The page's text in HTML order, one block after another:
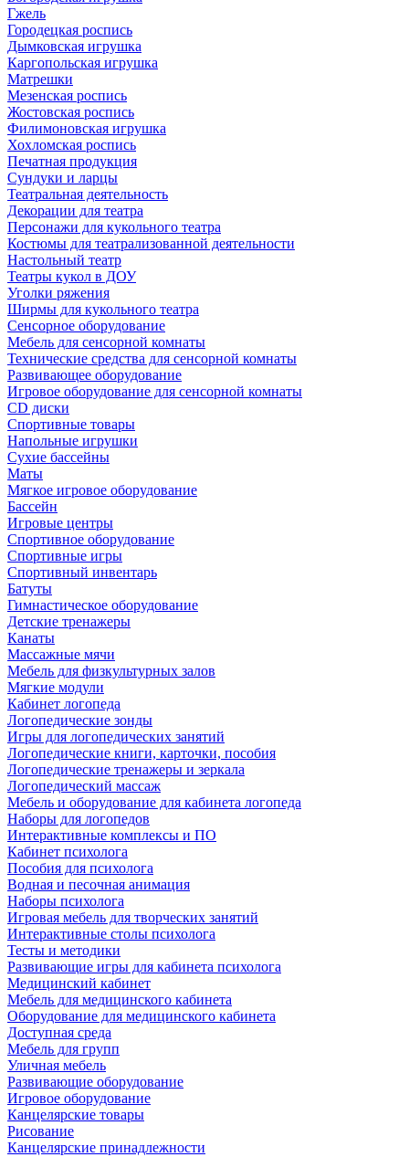
Гжель
Городецкая роспись
Дымковская игрушка
Каргопольская игрушка
Матрешки
Мезенская роспись
Жостовская роспись
Филимоновская игрушка
Хохломская роспись
Печатная продукция
Сундуки и ларцы
Театральная деятельность
Декорации для театра
Персонажи для кукольного театра
Костюмы для театрализованной деятельности
Настольный театр
Театры кукол в ДОУ
Уголки ряжения
Ширмы для кукольного театра
Сенсорное оборудование
Мебель для сенсорной комнаты
Технические средства для сенсорной комнаты
Развивающее оборудование
Игровое оборудование для сенсорной комнаты
CD диски
Спортивные товары
Напольные игрушки
Сухие бассейны
Маты
Мягкое игровое оборудование
Бассейн
Игровые центры
Спортивное оборудование
Спортивные игры
Спортивный инвентарь
Батуты
Гимнастическое оборудование
Детские тренажеры
Канаты
Массажные мячи
Мебель для физкультурных залов
Мягкие модули
Кабинет логопеда
Логопедические зонды
Игры для логопедических занятий
Логопедические книги, карточки, пособия
Логопедические тренажеры и зеркала
Логопедический массаж
Мебель и оборудование для кабинета логопеда
Наборы для логопедов
Интерактивные комплексы и ПО
Кабинет психолога
Пособия для психолога
Водная и песочная анимация
Наборы психолога
Игровая мебель для творческих занятий
Интерактивные столы психолога
Тесты и методики
Развивающие игры для кабинета психолога
Медицинский кабинет
Мебель для медицинского кабинета
Оборудование для медицинского кабинета
Доступная среда
Мебель для групп
Уличная мебель
Развивающие оборудование
Игровое оборудование
Канцелярские товары
Рисование
Канцелярские принадлежности